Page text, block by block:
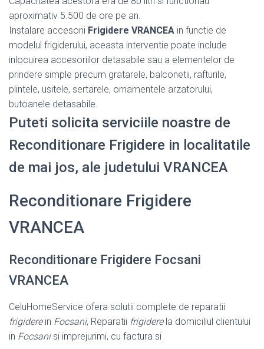
aproximativ 5.500 de ore pe an.
Instalare accesorii Frigidere VRANCEA in functie de
modelul frigiderului, aceasta interventie poate include
inlocuirea accesoriilor detasabile sau a elementelor de
prindere simple precum gratarele, balconetii, rafturile,
plintele, usitele, sertarele, ornamentele arzatorului,
butoanele detasabile.
Puteti solicita serviciile noastre de
Reconditionare Frigidere in localitatile
de mai jos, ale judetului VRANCEA
Reconditionare Frigidere
VRANCEA
Reconditionare Frigidere Focsani
VRANCEA
CeluHomeService ofera solutii complete de reparatii
frigiderein Focsani, Reparatii frigiderela domiciliul clientului
in Focsanisi imprejurimi, cu factura si